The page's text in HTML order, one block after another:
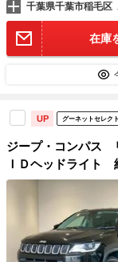
千葉県千葉市稲毛区
在庫
UP グーネットセレクト
ジープ・コンパス
ＩＤヘッドライ
シートヒーターア
カープレイ アン